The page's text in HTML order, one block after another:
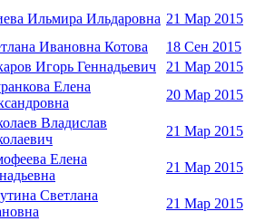
Ильмира Ильдаровна 21 Мар 2015
Ивановна Котова
18 Сен 2015
Игорь Геннадьевич
21 Мар 2015
Елена
20 Мар 2015
Владислав
21 Мар 2015
Елена
21 Мар 2015
Светлана
21 Мар 2015